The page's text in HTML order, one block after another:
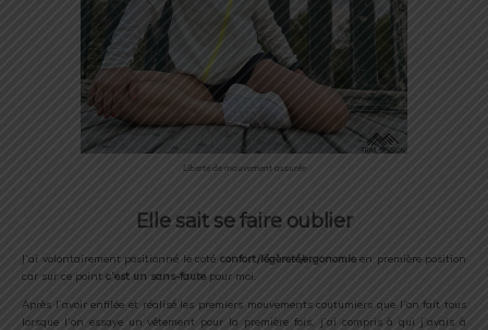
Liberté de mouvement assurée
Elle sait se faire oublier
J’ai volontairement positionné le coté confort/légèreté/ergonomieen première position
car sur ce point c’est un sans-faute pour moi.
Après l’avoir enfilée et réalisé les premiers mouvements coutumiers que l’on fait tous
lorsque l’on essaye un vêtement pour la première fois, j’ai compris à qui j’avais à